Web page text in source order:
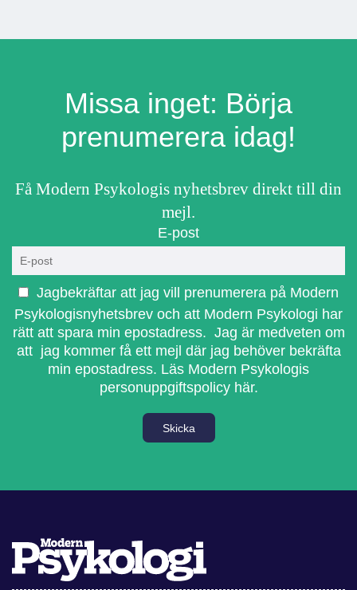
Missa inget: Börja
prenumerera idag!
Få Modern Psykologis nyhetsbrev direkt till din
mejl.
E-post
Jagbekräftar att jag vill prenumerera på Modern
Psykologisnyhetsbrev och att Modern Psykologi har
rätt att spara min epostadress. Jag är medveten om
att jag kommer få ett mejl där jag behöver bekräfta
min epostadress. Läs Modern Psykologis
personuppgiftspolicy här.
Skicka